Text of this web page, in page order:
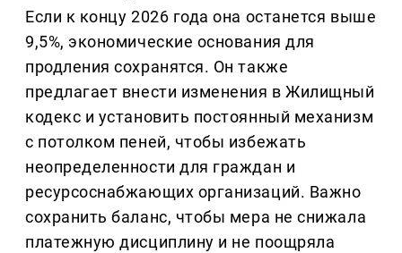
Если к концу 2026 года она останется выше
9,5%, экономические основания для
продления сохранятся. Он также
предлагает внести изменения в Жилищный
кодекс и установить постоянный механизм
с потолком пеней, чтобы избежать
неопределенности для граждан и
ресурсоснабжающих организаций. Важно
сохранить баланс, чтобы мера не снижала
платежную дисциплину и не поощряла